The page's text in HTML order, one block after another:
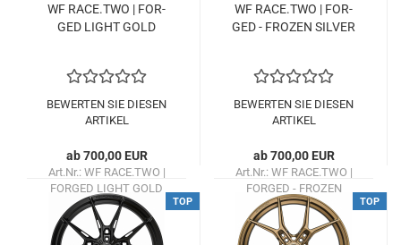
WF RACE.TWO | FOR­
GED LIGHT GOLD
BEWERTEN SIE DIESEN
ARTIKEL
ab 700,00 EUR
Art.Nr.: WF RACE.TWO |
FORGED LIGHT GOLD
Lieferzeit:ca. 1 Woche
WF RACE.TWO | FOR­
GED - FRO­ZEN SIL­VER
BEWERTEN SIE DIESEN
ARTIKEL
ab 700,00 EUR
Art.Nr.: WF RACE.TWO |
FORGED - FROZEN
SILVER
Lieferzeit:
ca. 1 Woche
TOP TOP